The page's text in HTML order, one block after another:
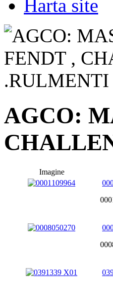
Harta site
AGCO:
Imagine